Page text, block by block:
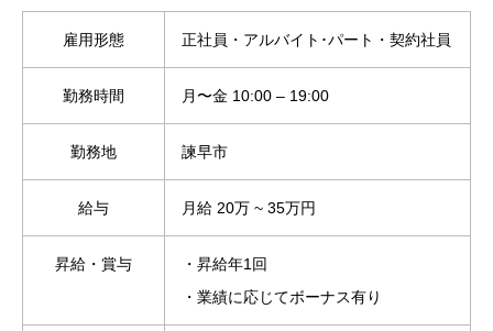
雇用形態 正社員・アルバイト･パート・契約社員
勤務時間 月〜金 10:00 – 19:00
勤務地 諫早市
給与 月給 20万 ~ 35万円
昇給・賞与
・昇給年1回
・業績に応じてボーナス有り